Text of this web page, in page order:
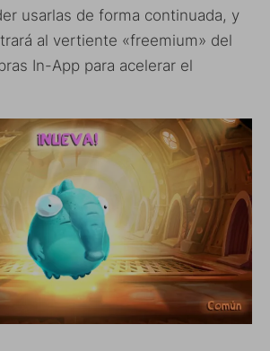
usarlas de forma continuada, y
al vertiente «freemium» del
In-App para acelerar el